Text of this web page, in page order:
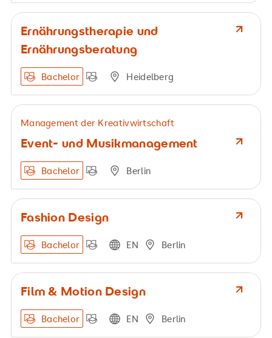
Ernährungstherapie und
Ernährungsberatung
Bachelor Heidelberg
Management der Kreativwirtschaft
Event- und Musikmanagement
Bachelor Berlin
Fashion Design
Bachelor EN Berlin
Film & Motion Design
Bachelor EN Berlin